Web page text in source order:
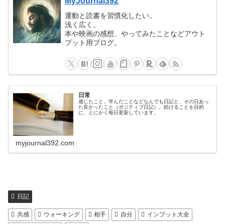
運動と読書を習慣化したい。
浅く広く。
本や映画の感想、やってみたことなどアウト
プット用ブログ。
日常
感じたこと、学んだことなどなんでも日記と、その日あっ
た良かったこと（ポジティブ日記）。続けることを目的
に、とにかく毎日更新しています。
myjournal392.com
日記
共感 ウォーキング 相手 自分
インプット大全